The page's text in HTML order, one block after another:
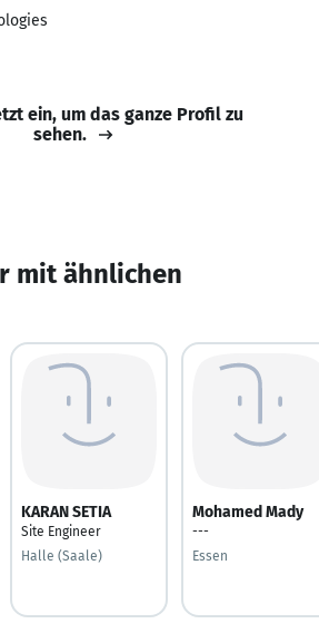
ein, um das ganze Profil zu
sehen.
mit ähnlichen
KARAN SETIA
Site Engineer
Halle (Saale)
Mohamed Mady
---
Essen